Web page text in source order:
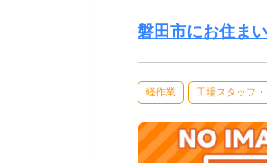
磐田市にお住ま
軽作業 工場スタッフ